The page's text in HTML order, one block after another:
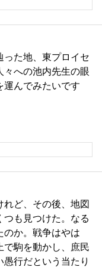
った地、東プロイセ
々への池内先生の眼
運んでみたいです
ど、その後、地図
つも見つけた。なる
のか。戦争はやは
で駒を動かし、庶民
行だという当たり